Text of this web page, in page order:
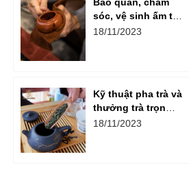
sóc, vệ sinh ấm tử
sa đúng cách
18/11/2023
Kỹ thuật pha trà và
thưởng trà trọn
vẹn hương vị
18/11/2023